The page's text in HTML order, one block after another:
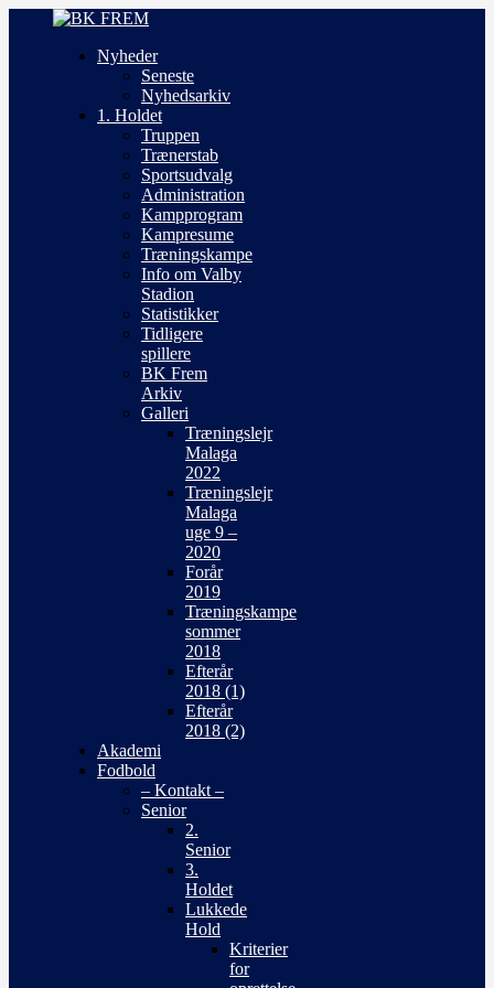
Nyheder
Seneste
Nyhedsarkiv
1. Holdet
Truppen
Trænerstab
Sportsudvalg
Administration
Kampprogram
Kampresume
Træningskampe
Info om Valby
Stadion
Statistikker
Tidligere
spillere
BK Frem
Arkiv
Galleri
Træningslejr
Malaga
2022
Træningslejr
Malaga
uge 9 –
2020
Forår
2019
Træningskampe
sommer
2018
Efterår
2018 (1)
Efterår
2018 (2)
Akademi
Fodbold
– Kontakt –
Senior
2.
Senior
3.
Holdet
Lukkede
Hold
Kriterier
for